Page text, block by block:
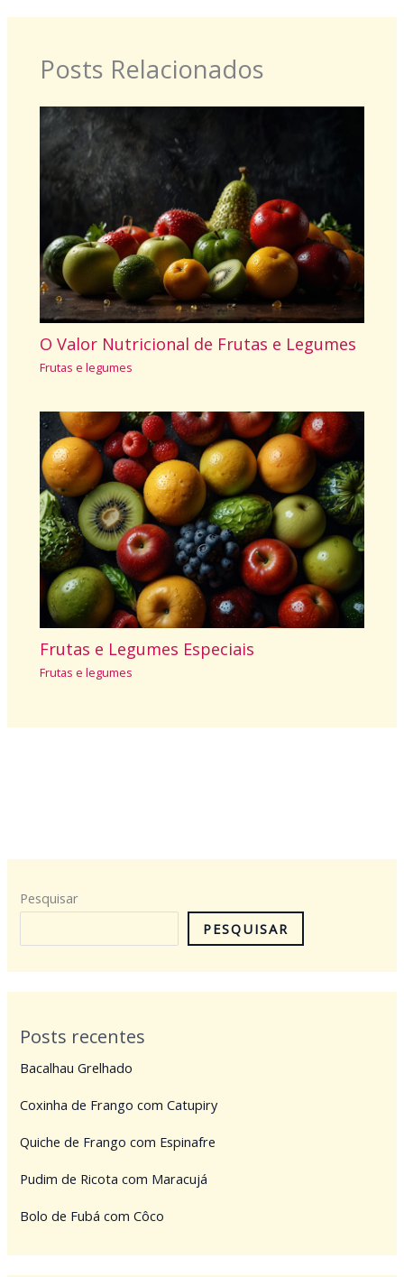
Posts Relacionados
O Valor Nutricional de Frutas e Legumes
Frutas e legumes
Frutas e Legumes Especiais
Frutas e legumes
Pesquisar
PESQUISAR
Posts recentes
Bacalhau Grelhado
Coxinha de Frango com Catupiry
Quiche de Frango com Espinafre
Pudim de Ricota com Maracujá
Bolo de Fubá com Côco